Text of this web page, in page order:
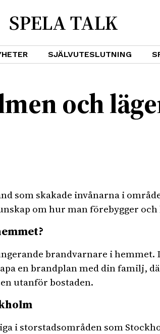
SPELA TALK
SJÄLVUTESLUTNING
och
som skakade invånarna i
om hur man förebygger
brandvarnare i hemmet.
en brandplan med din familj,
utanför bostaden.
i storstadsområden som